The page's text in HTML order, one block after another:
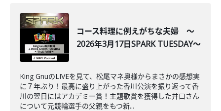
コース料理に例えがちな夫婦 ～
2026年3月17日SPARK TUESDAY～
King GnuのLIVEを見て、松尾マネ奥様からまさかの感想実
に７年ぶり！最高に盛り上がった香川公演を振り返って香
川の翌日にはアカデミー賞！主題歌賞を獲得した井口さん
について元競輪選手の父親をもつ新...